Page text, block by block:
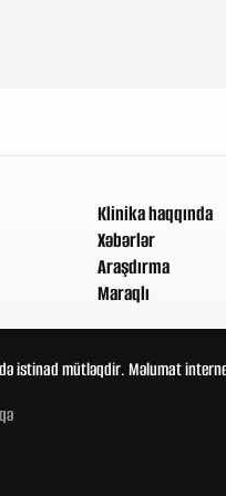
Klinika haqqında
Xəbərlər
Araşdırma
Maraqlı
istinad mütləqdir. Məlumat